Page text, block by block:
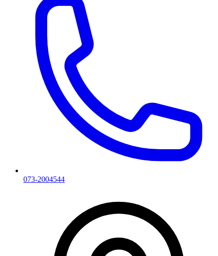
073-2004544